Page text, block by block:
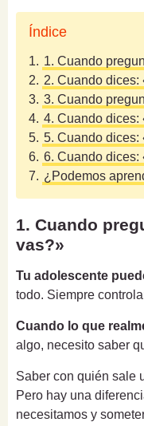
Índice
1. 1. Cuando
2. 2. Cuando dices:
3. 3. Cuando
4. 4. Cuando dices:
5. 5. Cuando dices:
6. 6. Cuando dices:
7. ¿Podemos
1. Cuando
vas?»
Tu adolescente
todo. Siempre
Cuando lo que
algo, necesito saber
Saber con quién sale
Pero hay una
necesitamos y